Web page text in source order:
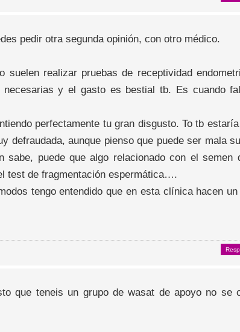
pedir otra segunda opinión, con otro médico.
suelen realizar pruebas de receptividad
y el gasto es bestial tb. Es cuando
perfectamente tu gran disgusto. To tb
defraudada, aunque pienso que puede ser mala
sabe, puede que algo relacionado con el semen
test de fragmentación espermática….
tengo entendido que en esta clínica hacen un
que teneis un grupo de wasat de apoyo no se